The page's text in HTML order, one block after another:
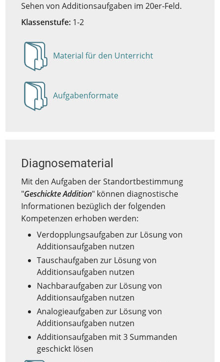
Sehen von Additionsaufgaben im 20er-Feld.
Klassenstufe: 1-2
Anzeigen
Material für den Unterricht
Anzeigen
Aufgabenformate
Diagnosematerial
Mit den Aufgaben der Standortbestimmung
"Geschickte Addition" können diagnostische
Informationen bezüglich der folgenden
Kompetenzen erhoben werden:
Verdopplungsaufgaben zur Lösung von
Additionsaufgaben nutzen
Tauschaufgaben zur Lösung von
Additionsaufgaben nutzen
Nachbaraufgaben zur Lösung von
Additionsaufgaben nutzen
Analogieaufgaben zur Lösung von
Additionsaufgaben nutzen
Additionsaufgaben mit 3 Summanden
geschickt lösen